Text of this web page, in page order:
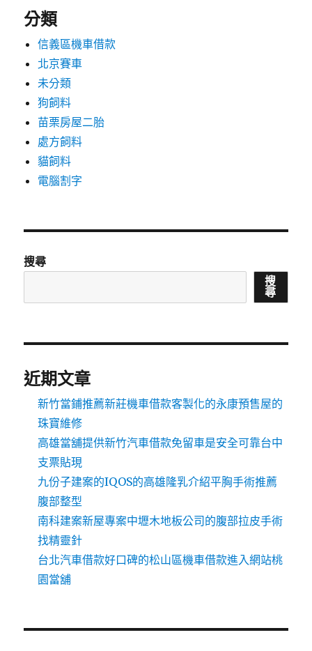
分類
信義區機車借款
北京賽車
未分類
狗飼料
苗栗房屋二胎
處方飼料
貓飼料
電腦割字
搜尋
搜
尋
近期文章
新竹當鋪推薦新莊機車借款客製化的永康預售屋的
珠寶維修
高雄當舖提供新竹汽車借款免留車是安全可靠台中
支票貼現
九份子建案的IQOS的高雄隆乳介紹平胸手術推薦
腹部整型
南科建案新屋專案中壢木地板公司的腹部拉皮手術
找精靈針
台北汽車借款好口碑的松山區機車借款進入網站桃
園當舖